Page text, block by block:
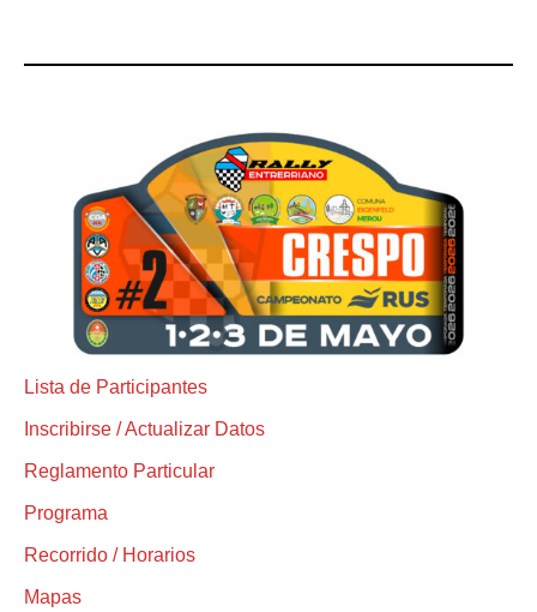
Lista de Participantes
Inscribirse / Actualizar Datos
Reglamento Particular
Programa
Recorrido / Horarios
Mapas